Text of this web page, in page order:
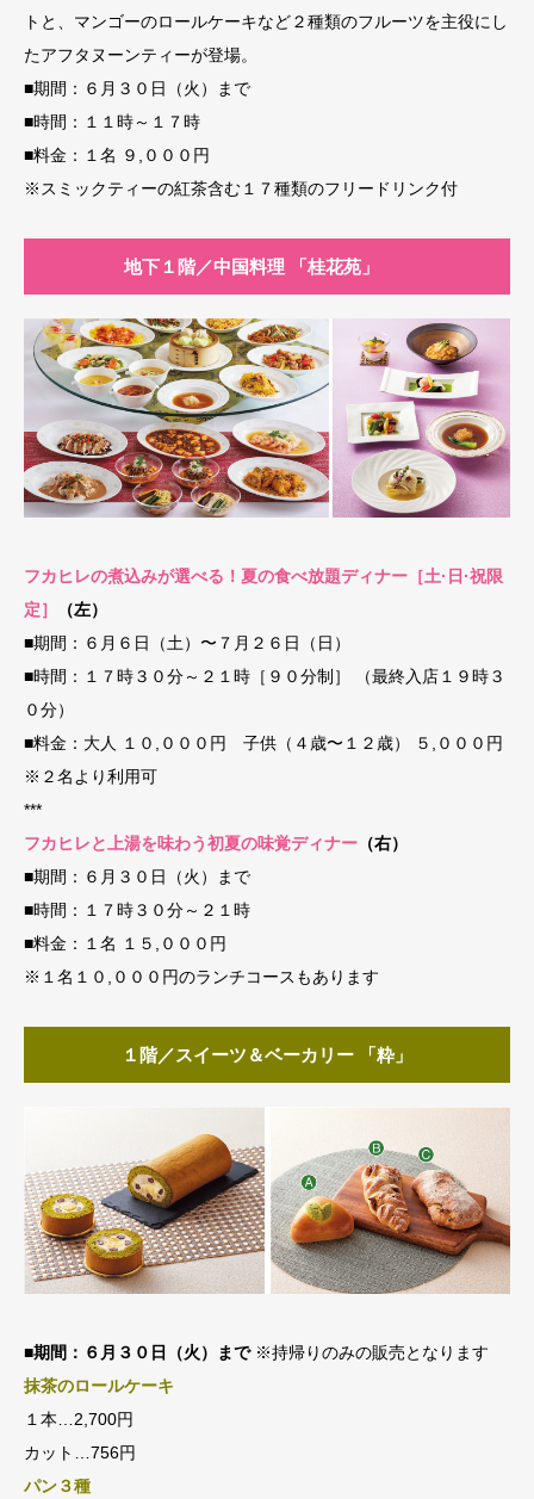
トと、マンゴーのロールケーキなど２種類のフルーツを主役にし
たアフタヌーンティーが登場。
■期間：６月３０日（火）まで
■時間：１１時～１７時
■料金：１名 ９,０００円
※スミックティーの紅茶含む１７種類のフリードリンク付
地下１階／中国料理 「桂花苑」
フカヒレの煮込みが選べる！夏の食べ放題ディナー［土·日·祝限
定］
（左）
■期間：６月６日（土）〜７月２６日（日）
■時間：１７時３０分～２１時［９０分制］ （最終入店１９時３
０分）
■料金：大人 １０,０００円 子供（４歳〜１２歳） ５,０００円
※２名より利用可
***
フカヒレと上湯を味わう初夏の味覚ディナー （右）
■期間：６月３０日（火）まで
■時間：１７時３０分～２１時
■料金：１名 １５,０００円
※１名１０,０００円のランチコースもあります
１階／スイーツ＆ベーカリー 「粋」
■期間：６月３０日（火）まで※持帰りのみの販売となります
抹茶のロールケーキ
１本…2,700円
カット…756円
パン３種